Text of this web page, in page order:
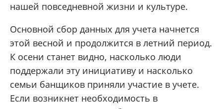
нашей повседневной жизни и культуре.
Основной сбор данных для учета начнется
этой весной и продолжится в летний период.
К осени станет видно, насколько люди
поддержали эту инициативу и насколько
семьи банщиков приняли участие в учете.
Если возникнет необходимость в